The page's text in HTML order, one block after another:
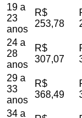
19 a
23
anos
R$
253,78
24 a
28
anos
R$
307,07
29 a
33
anos
R$
368,49
34 a